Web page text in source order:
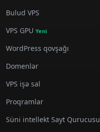
Bulud VPS
VPS GPU Yeni
WordPress qovşağı
Domenlər
VPS işə sal
Proqramlar
Süni intellekt Sayt Qurucusu